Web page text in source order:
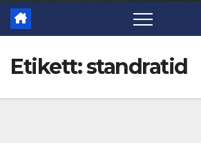
Etikett:standratid